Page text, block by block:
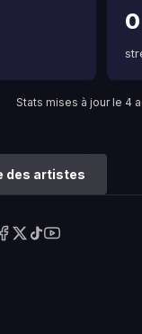
0
Stats mises à jour le 4
des artistes